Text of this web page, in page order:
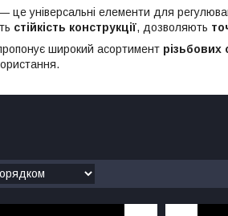
це універсальні елементи для
стійкість конструкції, дозволяють
широкий асортимент різьбових